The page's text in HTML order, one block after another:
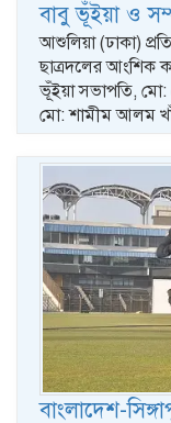
বাবু ভূঁইয়া ও
আশুলিয়া (ঢাকা)
ছাত্রদলের আংশিক
ভূঁইয়া সভাপতি, মো:
মো: শামীম আলম
বাংলাদেশ-